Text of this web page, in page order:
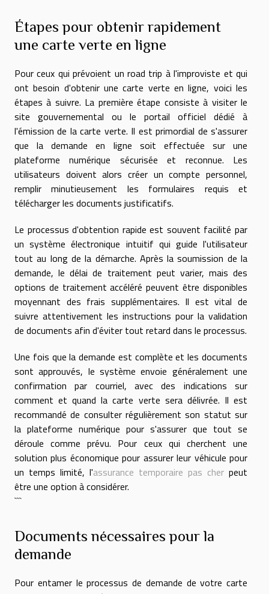
Étapes pour obtenir rapidement
une carte verte en ligne
Pour ceux qui prévoient un road trip à l'improviste et qui
ont besoin d'obtenir une carte verte en ligne, voici les
étapes à suivre. La première étape consiste à visiter le
site gouvernemental ou le portail officiel dédié à
l'émission de la carte verte. Il est primordial de s'assurer
que la demande en ligne soit effectuée sur une
plateforme numérique sécurisée et reconnue. Les
utilisateurs doivent alors créer un compte personnel,
remplir minutieusement les formulaires requis et
télécharger les documents justificatifs.
Le processus d'obtention rapide est souvent facilité par
un système électronique intuitif qui guide l'utilisateur
tout au long de la démarche. Après la soumission de la
demande, le délai de traitement peut varier, mais des
options de traitement accéléré peuvent être disponibles
moyennant des frais supplémentaires. Il est vital de
suivre attentivement les instructions pour la validation
de documents afin d'éviter tout retard dans le processus.
Une fois que la demande est complète et les documents
sont approuvés, le système envoie généralement une
confirmation par courriel, avec des indications sur
comment et quand la carte verte sera délivrée. Il est
recommandé de consulter régulièrement son statut sur
la plateforme numérique pour s'assurer que tout se
déroule comme prévu. Pour ceux qui cherchent une
solution plus économique pour assurer leur véhicule pour
un temps limité, l'assurance temporaire pas cher peut
être une option à considérer.
```
Documents nécessaires pour la
demande
Pour entamer le processus de demande de votre carte